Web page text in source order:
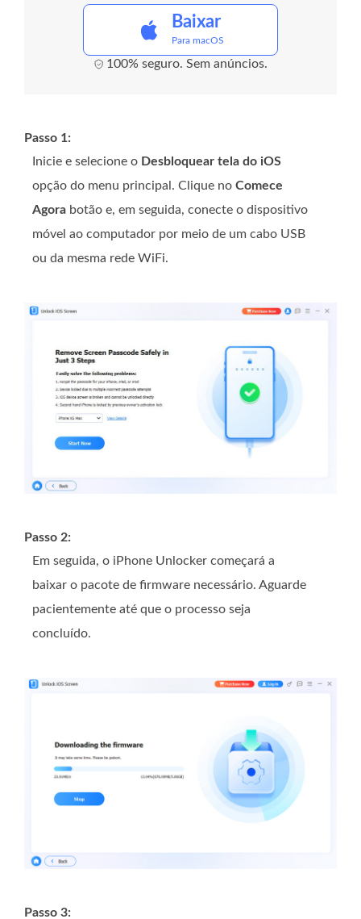
Baixar
Para macOS
100% seguro. Sem anúncios.
Passo 1:
Inicie e selecione o Desbloquear tela do iOS
opção do menu principal. Clique no Comece
Agora botão e, em seguida, conecte o dispositivo
móvel ao computador por meio de um cabo USB
ou da mesma rede WiFi.
Passo 2:
Em seguida, o iPhone Unlocker começará a
baixar o pacote de firmware necessário. Aguarde
pacientemente até que o processo seja
concluído.
Passo 3: